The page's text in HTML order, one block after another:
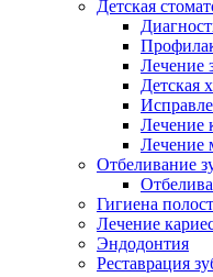
Детская
Лечение
Детская
Лечение
Лечение
Отбеливание
Гигиена
Лечение
Эндодонтия
Реставрация